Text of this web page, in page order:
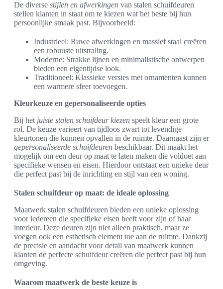
De diverse stijlen en afwerkingen van stalen schuifdeuren
stellen klanten in staat om te kiezen wat het beste bij hun
persoonlijke smaak past. Bijvoorbeeld:
Industrieel: Ruwe afwerkingen en massief staal creëren
een robuuste uitstraling.
Moderne: Strakke lijnen en minimalistische ontwerpen
bieden een eigentijdse look.
Traditioneel: Klassieke versies met ornamenten kunnen
een warmere sfeer toevoegen.
Kleurkeuze en gepersonaliseerde opties
Bij het juiste stalen schuifdeur kiezen speelt kleur een grote
rol. De keuze varieert van tijdloos zwart tot levendige
kleurtonen die kunnen opvallen in de ruimte. Daarnaast zijn er
gepersonaliseerde schuifdeuren beschikbaar. Dit maakt het
mogelijk om een deur op maat te laten maken die voldoet aan
specifieke wensen en eisen. Hierdoor ontstaat een unieke deur
die perfect past bij de inrichting en stijl van een woning.
Stalen schuifdeur op maat: de ideale oplossing
Maatwerk stalen schuifdeuren bieden een unieke oplossing
voor iedereen die specifieke eisen heeft voor zijn of haar
interieur. Deze deuren zijn niet alleen praktisch, maar ze
voegen ook een esthetisch element toe aan de ruimte. Dankzij
de precisie en aandacht voor detail van maatwerk kunnen
klanten de perfecte schuifdeur creëren die perfect past bij hun
omgeving.
Waarom maatwerk de beste keuze is